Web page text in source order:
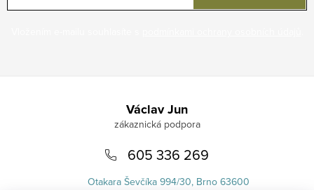
Václav Jun
605 336 269
Otakara Ševčíka 994/30, Brno 63600